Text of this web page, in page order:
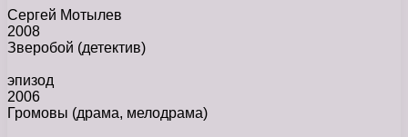
Сергей Мотылев
2008
Зверобой (детектив)
эпизод
2006
Громовы (драма, мелодрама)